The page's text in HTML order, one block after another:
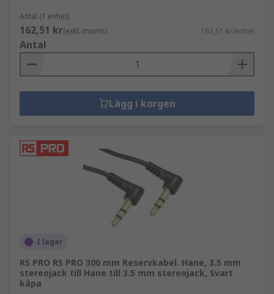
Antal (1 enhet)
162,51 kr(exkl. moms) 162,51 kr/enhet
Antal
Lägg i korgen
I lager
RS PRO RS PRO 300 mm Reservkabel. Hane, 3.5 mm
stereojack till Hane till 3.5 mm stereojack, Svart
kåpa